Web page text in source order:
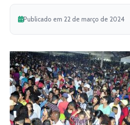
Publicado em 22 de março de 2024